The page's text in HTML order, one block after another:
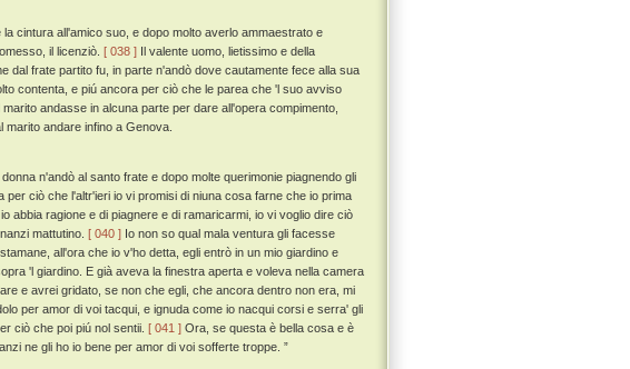
cintura all'amico suo, e dopo molto averlo ammaestrato e
il licenziò. [ 038 ] Il valente uomo, lietissimo e della
dal frate partito fu, in parte n'andò dove cautamente fece alla sua
contenta, e piú ancora per ciò che le parea che 'l suo avviso
andasse in alcuna parte per dare all'opera compimento,
andare infino a Genova.
n'andò al santo frate e dopo molte querimonie piagnendo gli
ciò che l'altr'ieri io vi promisi di niuna cosa farne che io prima
ragione e di piagnere e di ramaricarmi, io vi voglio dire ciò
mattutino. [ 040 ] Io non so qual mala ventura gli facesse
all'ora che io v'ho detta, egli entrò in un mio giardino e
'l giardino. E già aveva la finestra aperta e voleva nella camera
e avrei gridato, se non che egli, che ancora dentro non era, mi
per amor di voi tacqui, e ignuda come io nacqui corsi e serra' gli
ciò che poi piú nol sentii. [ 041 ] Ora, se questa è bella cosa e è
ne gli ho io bene per amor di voi sofferte troppe. ”